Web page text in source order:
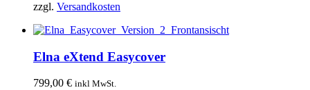
war:
zzgl. Versandkosten
Elna eXtend Easycover
799,00 € inkl MwSt.